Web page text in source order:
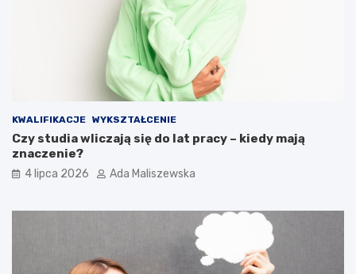
KWALIFIKACJE WYKSZTAŁCENIE
Czy studia wliczają się do lat pracy – kiedy mają
znaczenie?
4 lipca 2026 Ada Maliszewska